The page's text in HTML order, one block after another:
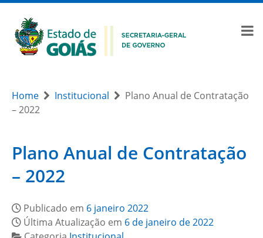
Home Institucional
Plano Anual de Contratação
– 2022
Plano Anual de Contratação
– 2022
Publicado em 6 janeiro 2022
Última Atualização em 6 de janeiro de 2022